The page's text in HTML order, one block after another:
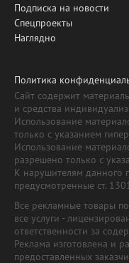
Подписка на новости
Спецпроекты
Наглядно
Политика
Сайт содержит
и средства
Использование
только с указанием
Использование
разрешено только с
К нарушителям данного
предусмотренные ст.
Все рекламные товары
все услуги -
ответственности за
Реклама изготовлена и
предоставленных